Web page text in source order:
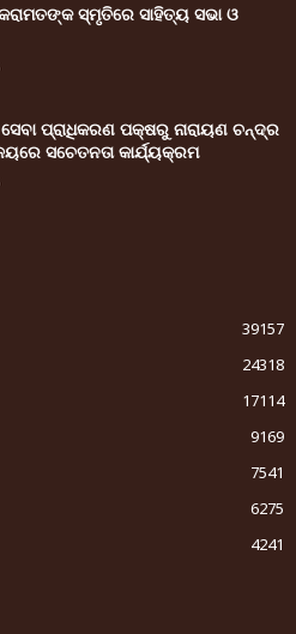
ସ୍ମୃତିରେ ସାହିତ୍ୟ ସଭା ଓ
ପ୍ରାଧିକରଣ ପକ୍ଷରୁ ନାରାୟଣ ଚନ୍ଦ୍ର
ସଚେତନତା କାର୍ଯ୍ୟକ୍ରମ
39157
24318
17114
9169
7541
6275
4241